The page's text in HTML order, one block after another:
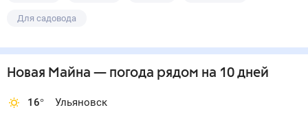
Для садовода
Новая Майна — погода рядом на 10 дней
16° Ульяновск